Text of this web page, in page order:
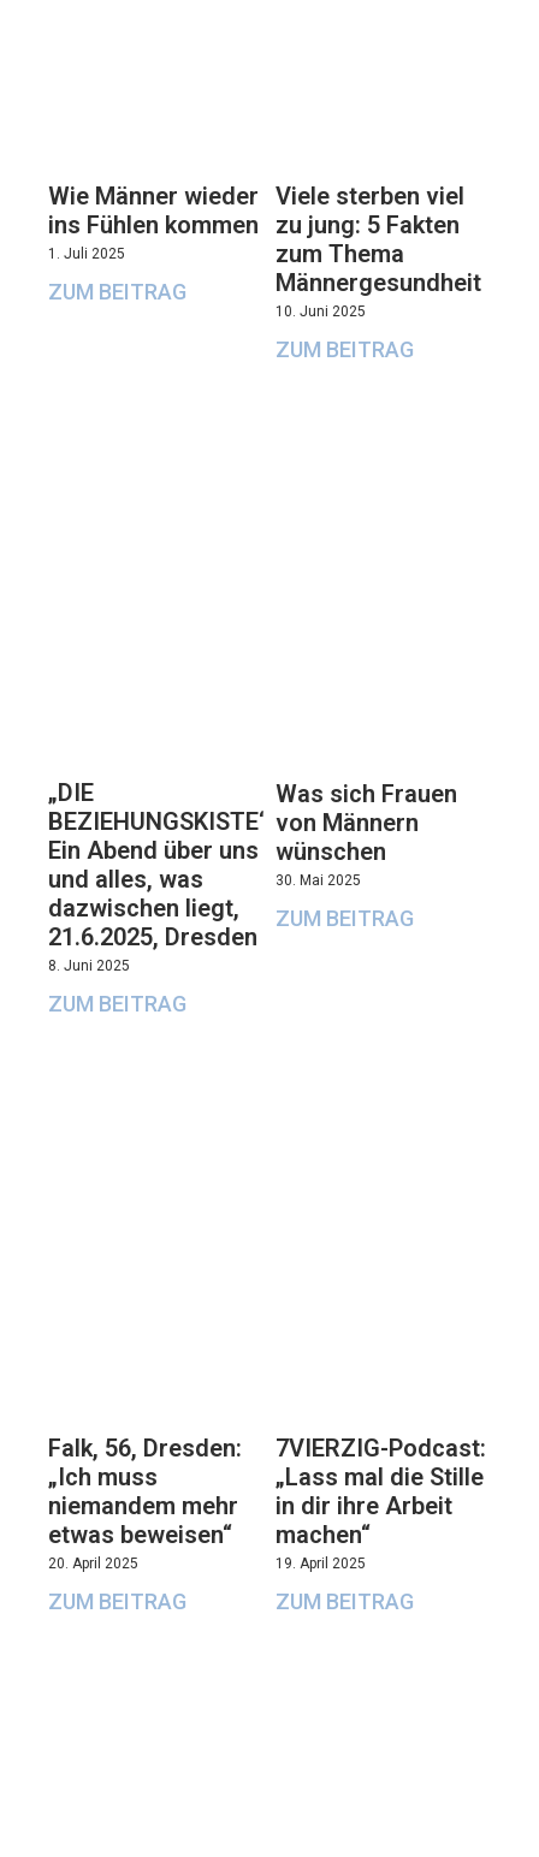
Wie Männer wieder
ins Fühlen kommen
1. Juli 2025
ZUM BEITRAG
Viele sterben viel
zu jung: 5 Fakten
zum Thema
Männergesundheit
10. Juni 2025
ZUM BEITRAG
„DIE
BEZIEHUNGSKISTE“:
Ein Abend über uns
und alles, was
dazwischen liegt,
21.6.2025, Dresden
8. Juni 2025
ZUM BEITRAG
Was sich Frauen
von Männern
wünschen
30. Mai 2025
ZUM BEITRAG
Falk, 56, Dresden:
„Ich muss
niemandem mehr
etwas beweisen“
20. April 2025
ZUM BEITRAG
7VIERZIG-Podcast:
„Lass mal die Stille
in dir ihre Arbeit
machen“
19. April 2025
ZUM BEITRAG